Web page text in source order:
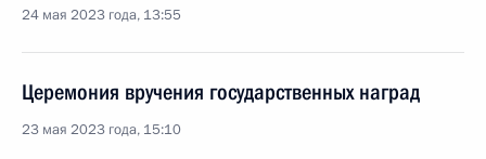
24 мая 2023 года, 13:55
Церемония вручения государственных наград
23 мая 2023 года, 15:10